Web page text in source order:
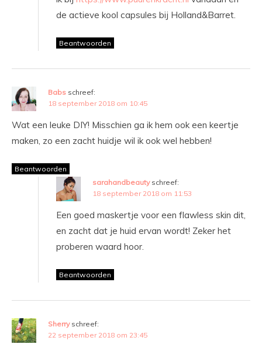
de actieve kool capsules bij Holland&Barret.
Beantwoorden
Babs schreef:
18 september 2018 om 10:45
Wat een leuke DIY! Misschien ga ik hem ook een keertje
maken, zo een zacht huidje wil ik ook wel hebben!
Beantwoorden
sarahandbeauty schreef:
18 september 2018 om 11:53
Een goed maskertje voor een flawless skin dit,
en zacht dat je huid ervan wordt! Zeker het
proberen waard hoor.
Beantwoorden
Sherry schreef:
22 september 2018 om 23:45